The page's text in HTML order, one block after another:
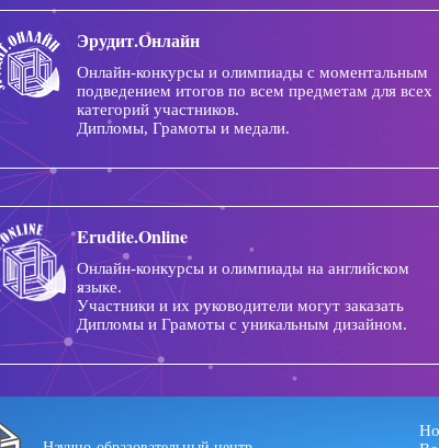
Эрудит.Онлайн
Онлайн-конкурсы и олимпиады с моментальным
подведением итогов по всем предметам для всех
категорий участников.
Дипломы, Грамоты и медали.
Erudite.Online
Онлайн-конкурсы и олимпиады на английском
языке.
Участники и их руководители могут заказать
Дипломы и Грамоты с уникальным дизайном.